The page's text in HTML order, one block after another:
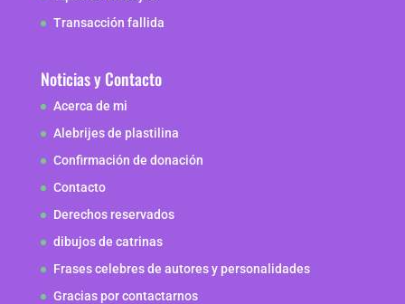
Transacción fallida
Noticias y Contacto
Acerca de mi
Alebrijes de plastilina
Confirmación de donación
Contacto
Derechos reservados
dibujos de catrinas
Frases celebres de autores y personalidades
Gracias por contactarnos